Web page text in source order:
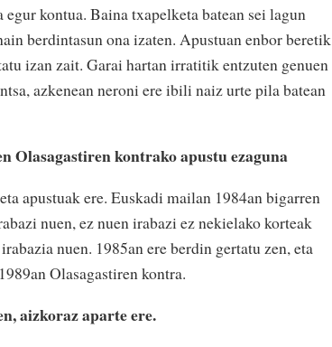
kontua. Baina txapelketa batean sei lagun
berdintasun ona izaten. Apustuan enbor beretik
izan zait. Garai hartan irratitik entzuten genuen
azkenean neroni ere ibili naiz urte pila batean
Olasagastiren kontrako apustu ezaguna
apustuak ere. Euskadi mailan 1984an bigarren
nuen, ez nuen irabazi ez nekielako korteak
nuen. 1985an ere berdin gertatu zen, eta
Olasagastiren kontra.
aizkoraz aparte ere.